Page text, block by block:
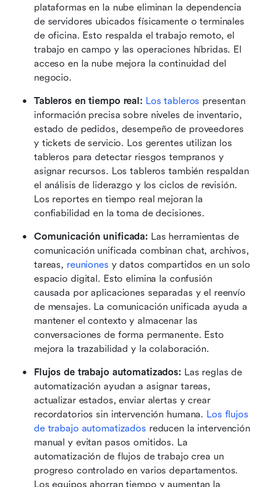
plataformas en la nube eliminan la dependencia
de servidores ubicados físicamente o terminales
de oficina. Esto respalda el trabajo remoto, el
trabajo en campo y las operaciones híbridas. El
acceso en la nube mejora la continuidad del
negocio.
Tableros en tiempo real: Los tableros presentan
información precisa sobre niveles de inventario,
estado de pedidos, desempeño de proveedores
y tickets de servicio. Los gerentes utilizan los
tableros para detectar riesgos tempranos y
asignar recursos. Los tableros también respaldan
el análisis de liderazgo y los ciclos de revisión.
Los reportes en tiempo real mejoran la
confiabilidad en la toma de decisiones.
Comunicación unificada: Las herramientas de
comunicación unificada combinan chat, archivos,
tareas, reuniones y datos compartidos en un solo
espacio digital. Esto elimina la confusión
causada por aplicaciones separadas y el reenvío
de mensajes. La comunicación unificada ayuda a
mantener el contexto y almacenar las
conversaciones de forma permanente. Esto
mejora la trazabilidad y la colaboración.
Flujos de trabajo automatizados: Las reglas de
automatización ayudan a asignar tareas,
actualizar estados, enviar alertas y crear
recordatorios sin intervención humana. Los flujos
de trabajo automatizados reducen la intervención
manual y evitan pasos omitidos. La
automatización de flujos de trabajo crea un
progreso controlado en varios departamentos.
Los equipos ahorran tiempo y aumentan la